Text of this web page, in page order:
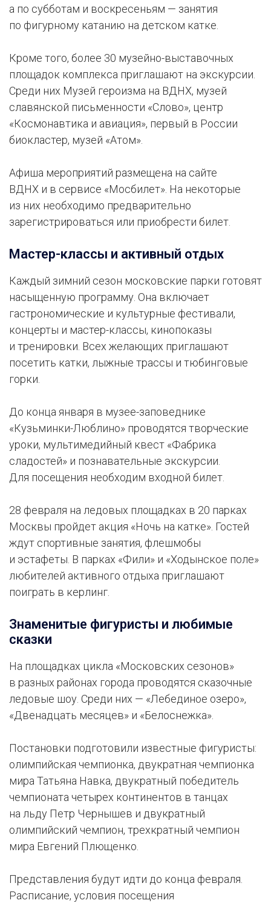
а по субботам и воскресеньям — занятия
по фигурному катанию на детском катке.
Кроме того, более 30 музейно-выставочных
площадок комплекса приглашают на экскурсии.
Среди них Музей героизма на ВДНХ, музей
славянской письменности «Слово», центр
«Космонавтика и авиация», первый в России
биокластер, музей «Атом».
Афиша мероприятий размещена на сайте
ВДНХ и в сервисе «Мосбилет». На некоторые
из них необходимо предварительно
зарегистрироваться или приобрести билет.
Мастер-классы и активный отдых
Каждый зимний сезон московские парки готовят
насыщенную программу. Она включает
гастрономические и культурные фестивали,
концерты и мастер-классы, кинопоказы
и тренировки. Всех желающих приглашают
посетить катки, лыжные трассы и тюбинговые
горки.
До конца января в музее-заповеднике
«Кузьминки-Люблино» проводятся творческие
уроки, мультимедийный квест «Фабрика
сладостей» и познавательные экскурсии.
Для посещения необходим входной билет.
28 февраля на ледовых площадках в 20 парках
Москвы пройдет акция «Ночь на катке». Гостей
ждут спортивные занятия, флешмобы
и эстафеты. В парках «Фили» и «Ходынское поле»
любителей активного отдыха приглашают
поиграть в керлинг.
Знаменитые фигуристы и любимые
сказки
На площадках цикла «Московских сезонов»
в разных районах города проводятся сказочные
ледовые шоу. Среди них — «Лебединое озеро»,
«Двенадцать месяцев» и «Белоснежка».
Постановки подготовили известные фигуристы:
олимпийская чемпионка, двукратная чемпионка
мира Татьяна Навка, двукратный победитель
чемпионата четырех континентов в танцах
на льду Петр Чернышев и двукратный
олимпийский чемпион, трехкратный чемпион
мира Евгений Плющенко.
Представления будут идти до конца февраля.
Расписание, условия посещения